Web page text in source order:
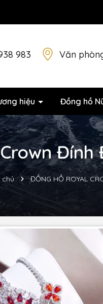
983 Văn
hiệu Đồng hồ
Đính
chủ ĐỒNG HỒ ROYAL